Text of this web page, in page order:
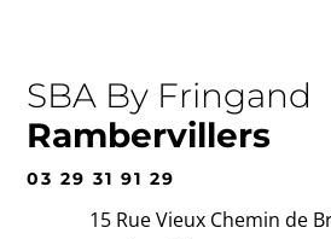
SBA By Fringand
Rambervillers
03 29 31 91 29
15 Rue Vieux Chemin de